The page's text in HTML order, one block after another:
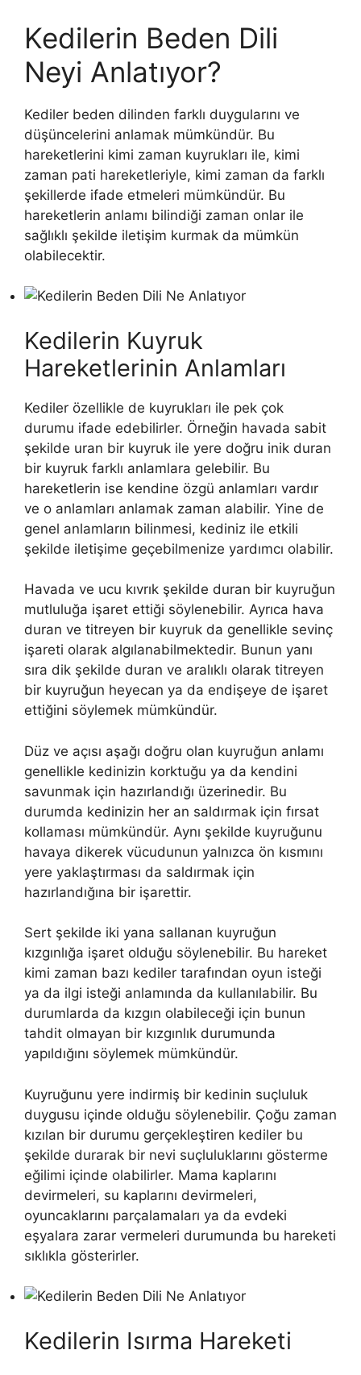
Kedilerin Beden Dili
Neyi Anlatıyor?
Kediler beden dilinden farklı duygularını ve
düşüncelerini anlamak mümkündür. Bu
hareketlerini kimi zaman kuyrukları ile, kimi
zaman pati hareketleriyle, kimi zaman da farklı
şekillerde ifade etmeleri mümkündür. Bu
hareketlerin anlamı bilindiği zaman onlar ile
sağlıklı şekilde iletişim kurmak da mümkün
olabilecektir.
Kedilerin Kuyruk
Hareketlerinin Anlamları
Kediler özellikle de kuyrukları ile pek çok
durumu ifade edebilirler. Örneğin havada sabit
şekilde uran bir kuyruk ile yere doğru inik duran
bir kuyruk farklı anlamlara gelebilir. Bu
hareketlerin ise kendine özgü anlamları vardır
ve o anlamları anlamak zaman alabilir. Yine de
genel anlamların bilinmesi, kediniz ile etkili
şekilde iletişime geçebilmenize yardımcı olabilir.
Havada ve ucu kıvrık şekilde duran bir kuyruğun
mutluluğa işaret ettiği söylenebilir. Ayrıca hava
duran ve titreyen bir kuyruk da genellikle sevinç
işareti olarak algılanabilmektedir. Bunun yanı
sıra dik şekilde duran ve aralıklı olarak titreyen
bir kuyruğun heyecan ya da endişeye de işaret
ettiğini söylemek mümkündür.
Düz ve açısı aşağı doğru olan kuyruğun anlamı
genellikle kedinizin korktuğu ya da kendini
savunmak için hazırlandığı üzerinedir. Bu
durumda kedinizin her an saldırmak için fırsat
kollaması mümkündür. Aynı şekilde kuyruğunu
havaya dikerek vücudunun yalnızca ön kısmını
yere yaklaştırması da saldırmak için
hazırlandığına bir işarettir.
Sert şekilde iki yana sallanan kuyruğun
kızgınlığa işaret olduğu söylenebilir. Bu hareket
kimi zaman bazı kediler tarafından oyun isteği
ya da ilgi isteği anlamında da kullanılabilir. Bu
durumlarda da kızgın olabileceği için bunun
tahdit olmayan bir kızgınlık durumunda
yapıldığını söylemek mümkündür.
Kuyruğunu yere indirmiş bir kedinin suçluluk
duygusu içinde olduğu söylenebilir. Çoğu zaman
kızılan bir durumu gerçekleştiren kediler bu
şekilde durarak bir nevi suçluluklarını gösterme
eğilimi içinde olabilirler. Mama kaplarını
devirmeleri, su kaplarını devirmeleri,
oyuncaklarını parçalamaları ya da evdeki
eşyalara zarar vermeleri durumunda bu hareketi
sıklıkla gösterirler.
Kedilerin Isırma Hareketi